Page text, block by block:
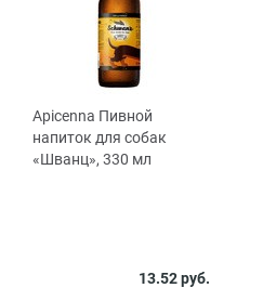
Apicenna Пивной
напиток для собак
«Шванц», 330 мл
13.52 руб.